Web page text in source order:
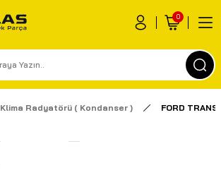
0
Klima Radyatörü ( Kondanser ) FORD